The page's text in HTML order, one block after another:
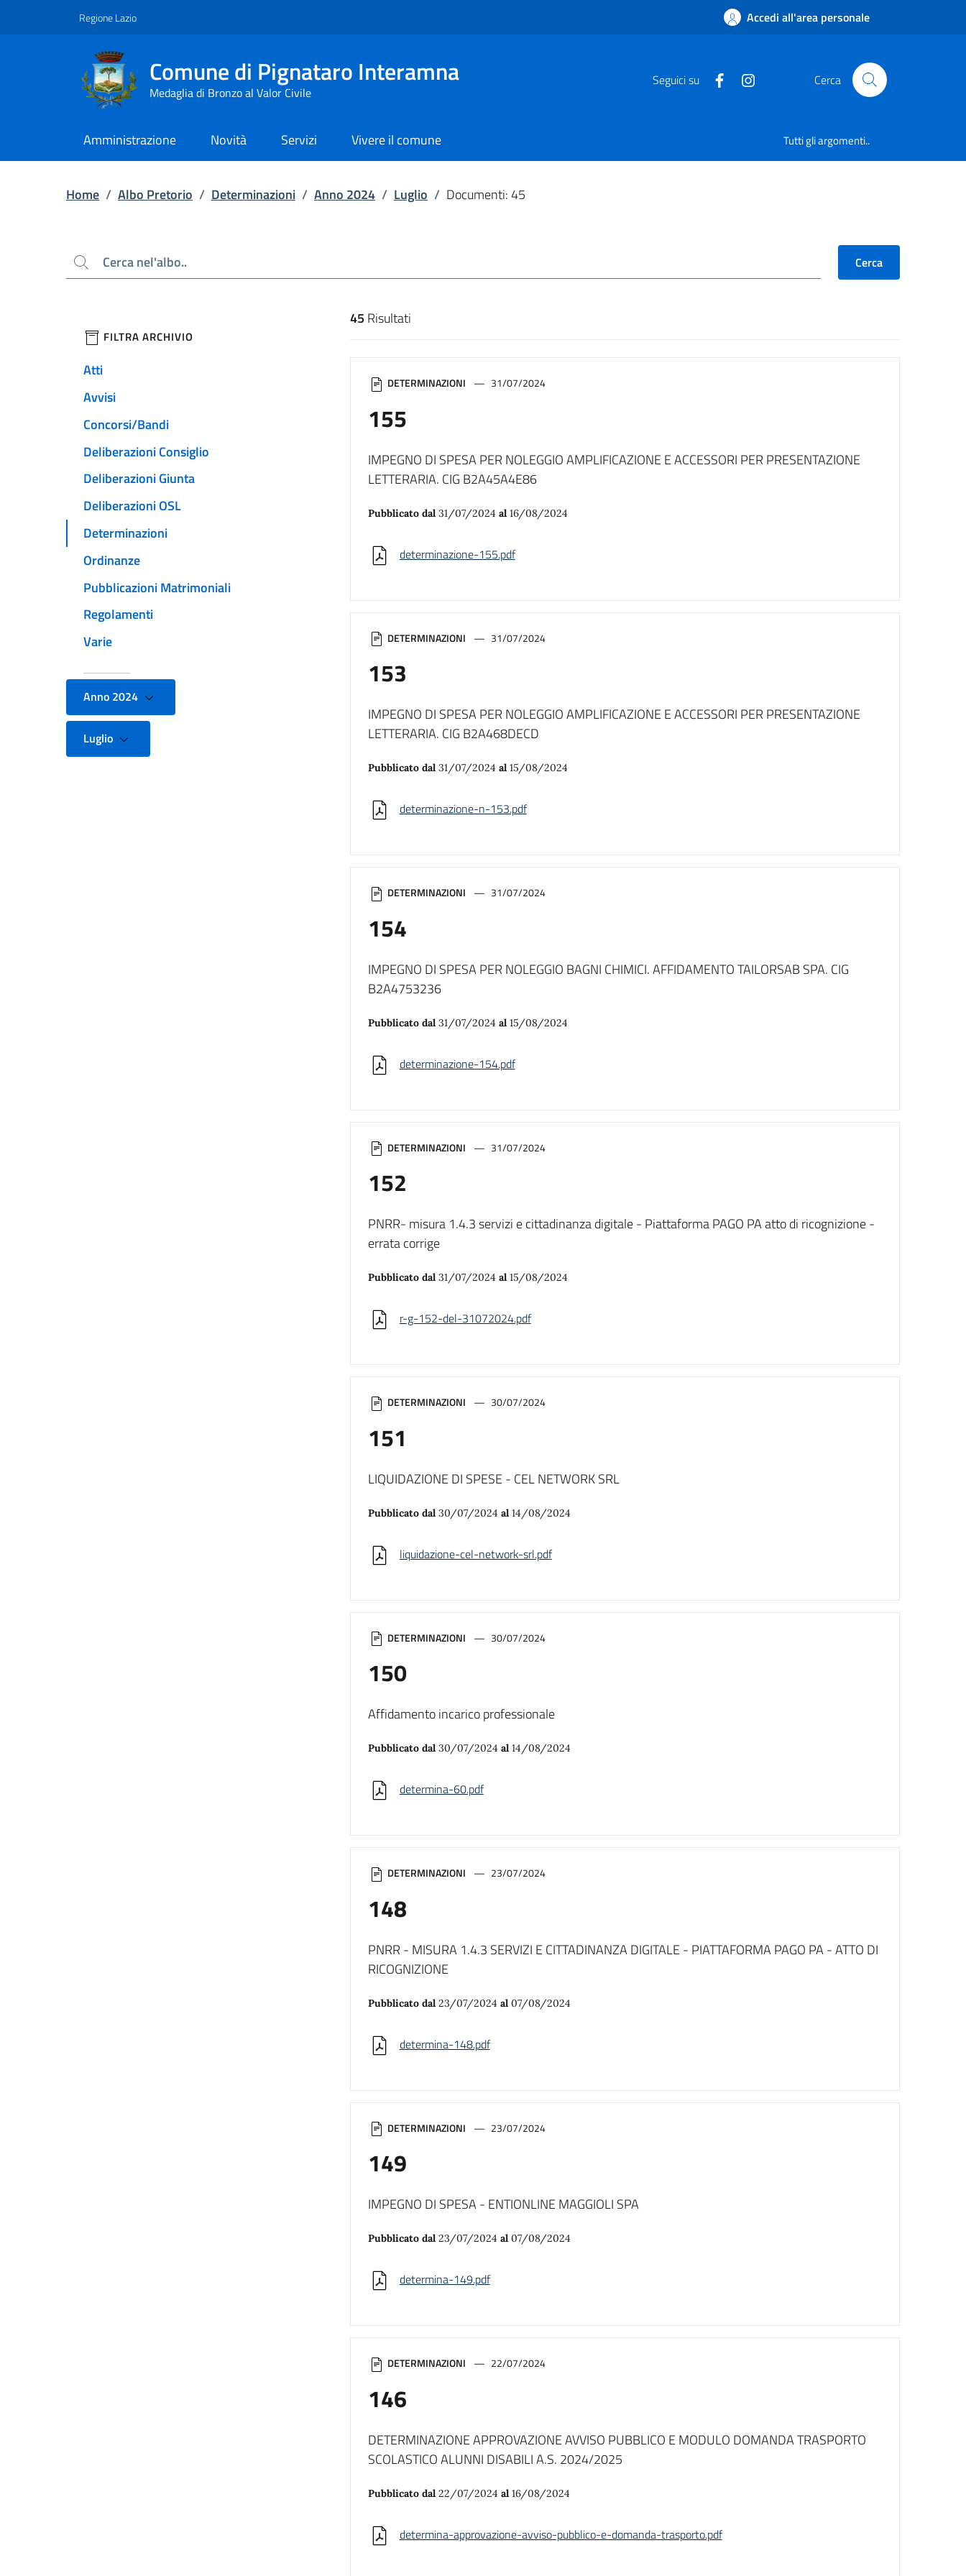
Regione Lazio Accedi all'area personale
Comune di Pignataro Interamna
Medaglia di Bronzo al Valor Civile
Seguici su Cerca
Amministrazione Novità Servizi Vivere il comune Tutti gli argomenti..
Home / Albo Pretorio / Determinazioni / Anno 2024 / Luglio / Documenti: 45
Cerca Cerca
filtri da applicare
FILTRA ARCHIVIO
Atti
Avvisi
Concorsi/Bandi
Deliberazioni Consiglio
Deliberazioni Giunta
Deliberazioni OSL
Determinazioni
Ordinanze
Pubblicazioni Matrimoniali
Regolamenti
Varie
Anno 2024
Luglio
Risultati di ricerca
45 Risultati
DETERMINAZIONI 31/07/2024
155
IMPEGNO DI SPESA PER NOLEGGIO AMPLIFICAZIONE E ACCESSORI PER PRESENTAZIONE
LETTERARIA. CIG B2A45A4E86
Pubblicato dal 31/07/2024 al16/08/2024
determinazione-155.pdf
DETERMINAZIONI 31/07/2024
153
IMPEGNO DI SPESA PER NOLEGGIO AMPLIFICAZIONE E ACCESSORI PER PRESENTAZIONE
LETTERARIA. CIG B2A468DECD
Pubblicato dal 31/07/2024 al15/08/2024
determinazione-n-153.pdf
DETERMINAZIONI 31/07/2024
154
IMPEGNO DI SPESA PER NOLEGGIO BAGNI CHIMICI. AFFIDAMENTO TAILORSAB SPA. CIG
B2A4753236
Pubblicato dal 31/07/2024 al15/08/2024
determinazione-154.pdf
DETERMINAZIONI 31/07/2024
152
PNRR- misura 1.4.3 servizi e cittadinanza digitale - Piattaforma PAGO PA atto di ricognizione -
errata corrige
Pubblicato dal 31/07/2024 al15/08/2024
r-g-152-del-31072024.pdf
DETERMINAZIONI 30/07/2024
151
LIQUIDAZIONE DI SPESE - CEL NETWORK SRL
Pubblicato dal 30/07/2024 al14/08/2024
liquidazione-cel-network-srl.pdf
DETERMINAZIONI 30/07/2024
150
Affidamento incarico professionale
Pubblicato dal 30/07/2024 al14/08/2024
determina-60.pdf
DETERMINAZIONI 23/07/2024
148
PNRR - MISURA 1.4.3 SERVIZI E CITTADINANZA DIGITALE - PIATTAFORMA PAGO PA - ATTO DI
RICOGNIZIONE
Pubblicato dal 23/07/2024 al07/08/2024
determina-148.pdf
DETERMINAZIONI 23/07/2024
149
IMPEGNO DI SPESA - ENTIONLINE MAGGIOLI SPA
Pubblicato dal 23/07/2024 al07/08/2024
determina-149.pdf
DETERMINAZIONI 22/07/2024
146
DETERMINAZIONE APPROVAZIONE AVVISO PUBBLICO E MODULO DOMANDA TRASPORTO
SCOLASTICO ALUNNI DISABILI A.S. 2024/2025
Pubblicato dal 22/07/2024 al16/08/2024
determina-approvazione-avviso-pubblico-e-domanda-trasporto.pdf